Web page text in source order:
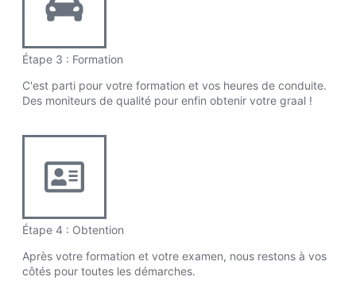
Étape 3 : Formation
C'est parti pour votre formation et vos heures de conduite.
Des moniteurs de qualité pour enfin obtenir votre graal !
Étape 4 : Obtention
Après votre formation et votre examen, nous restons à vos
côtés pour toutes les démarches.